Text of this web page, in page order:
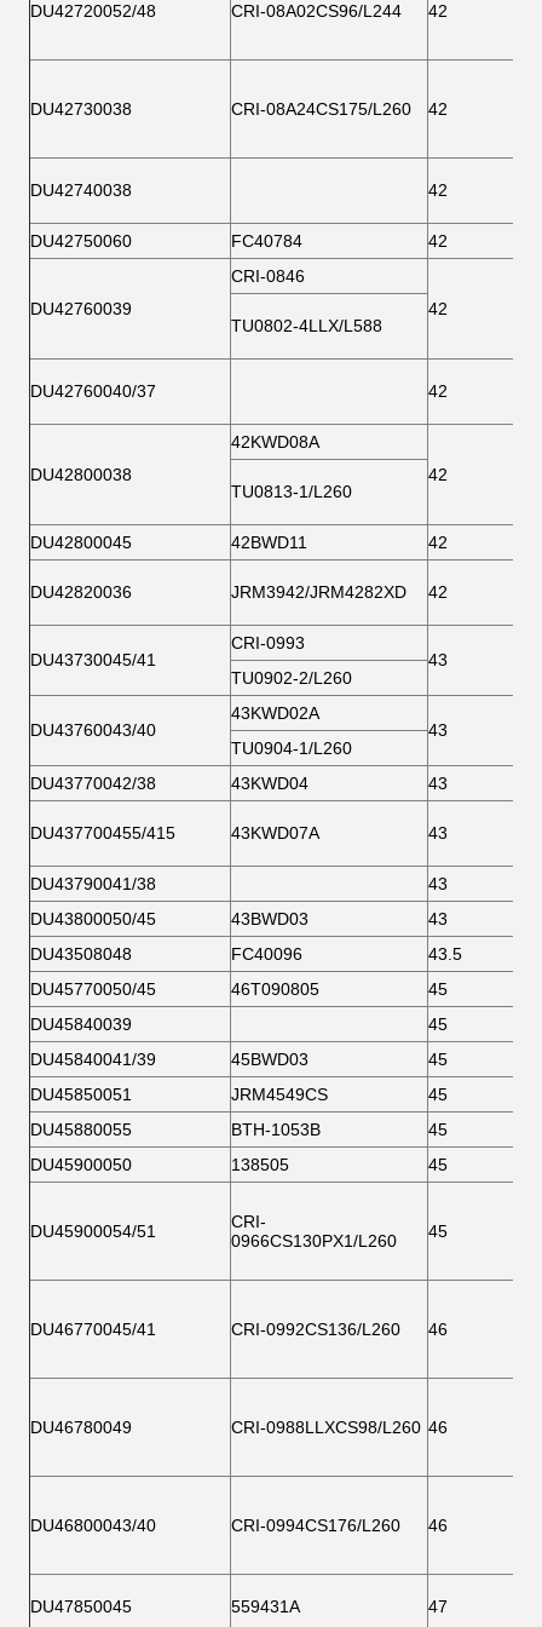
DU42720052/48 CRI-08A02CS96/L244 42
DU42730038 CRI-08A24CS175/L260 42
DU42740038 42
DU42750060 FC40784 42
DU42760039
CRI-0846
42
TU0802-4LLX/L588
DU42760040/37 42
DU42800038
42KWD08A
42
TU0813-1/L260
DU42800045 42BWD11 42
DU42820036 JRM3942/JRM4282XD 42
DU43730045/41
CRI-0993
43
TU0902-2/L260
DU43760043/40
43KWD02A
43
TU0904-1/L260
DU43770042/38
43KWD04 43
DU437700455/415 43KWD07A 43
DU43790041/38
43
DU43800050/45
43BWD03
43
DU43508048
FC40096
43.5
DU45770050/45
46T090805
45
DU45840039
45
DU45840041/39
45BWD03
45
DU45850051
JRM4549CS
45
DU45880055
BTH-1053B
45
DU45900050
138505 45
DU45900054/51
CRI-
0966CS130PX1/L260
45
DU46770045/41 CRI-0992CS136/L260 46
DU46780049 CRI-0988LLXCS98/L260 46
DU46800043/40 CRI-0994CS176/L260 46
DU47850045 559431A 47